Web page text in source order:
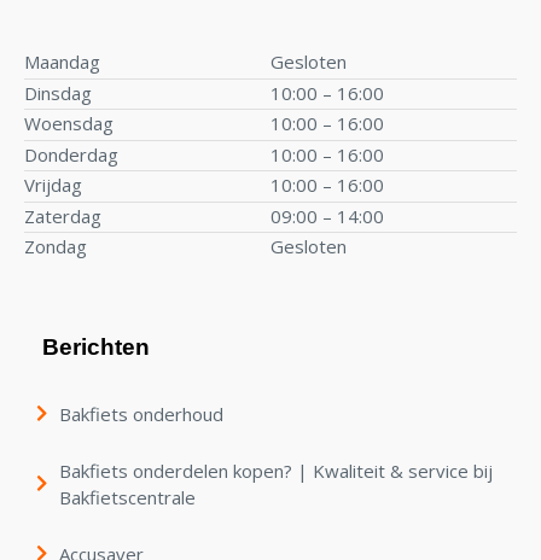
Maandag
Gesloten
Dinsdag
10:00 – 16:00
Woensdag
10:00 – 16:00
Donderdag
10:00 – 16:00
Vrijdag
10:00 – 16:00
Zaterdag
09:00 – 14:00
Zondag
Gesloten
Berichten
Bakfiets onderhoud
Bakfiets onderdelen kopen? | Kwaliteit & service bij
Bakfietscentrale
Accusaver